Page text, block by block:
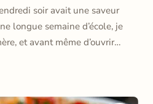
soir avait une saveur
longue semaine d’école, je
et avant même d’ouvrir…